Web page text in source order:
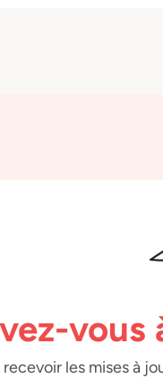
les mises à